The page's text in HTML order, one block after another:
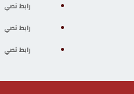
رابط نصي
رابط نصي
رابط نصي